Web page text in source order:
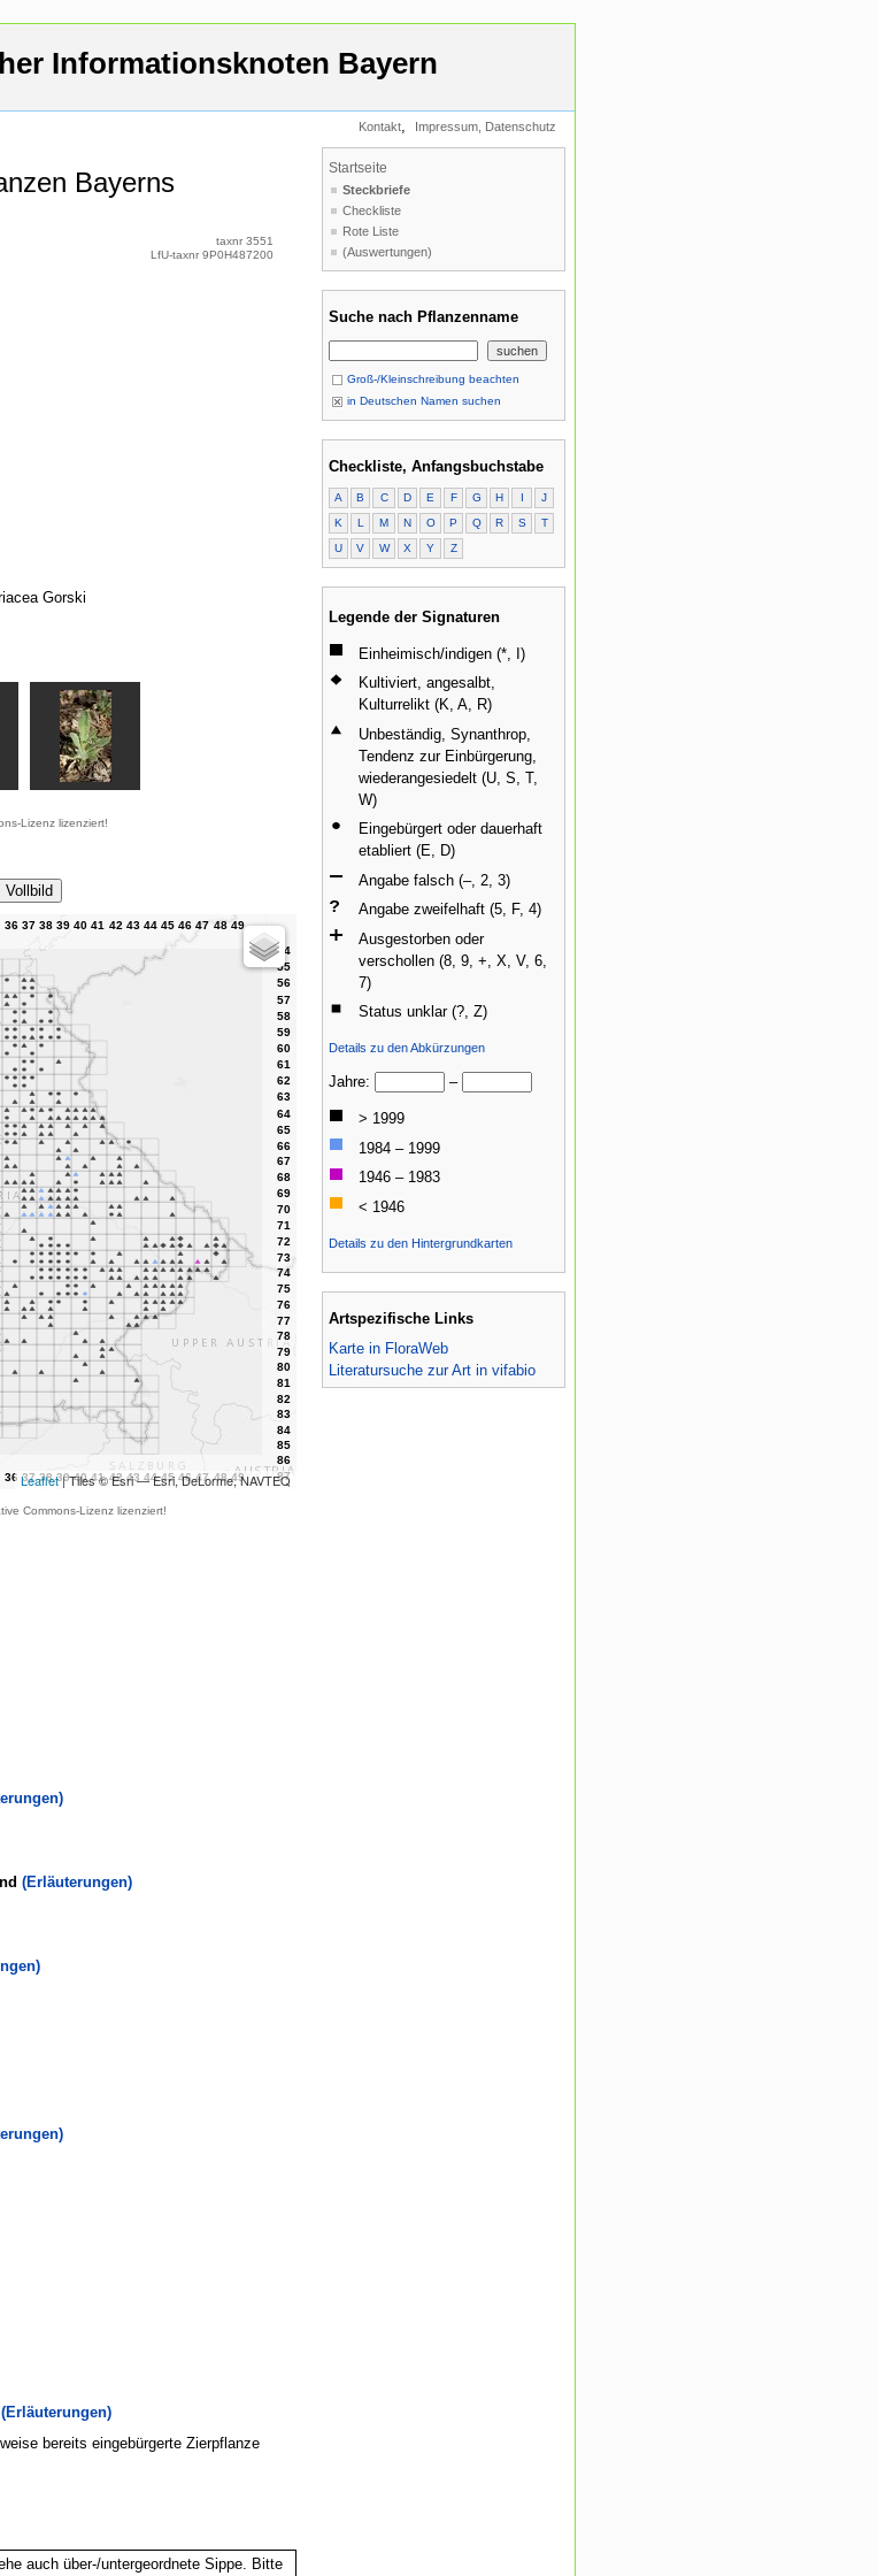
Informationsknoten Bayern
Kontakt, Impressum, Datenschutz
Bayerns
taxnr 3551
LfU-taxnr 9P0H487200
Gorski
Lizenz lizenziert!
Vollbild
Leaflet| Tiles © Esri — Esri, DeLorme, NAVTEQ
Commons-Lizenz lizenziert!
(Erläuterungen)
(Erläuterungen)
bereits eingebürgerte Zierpflanze
auch über-/untergeordnete Sippe. Bitte
Startseite
Steckbriefe
Checkliste
Rote Liste
(Auswertungen)
Suche nach Pflanzenname
Groß-/Kleinschreibung beachten
in Deutschen Namen suchen
Checkliste, Anfangsbuchstabe
A B C D E F G H I
J
K
L M N O P Q R S
T
U
V W X Y Z
Legende der Signaturen
Einheimisch/indigen (*, I)
Kultiviert, angesalbt,
Kulturrelikt (K, A, R)
Unbeständig, Synanthrop,
Tendenz zur Einbürgerung,
wiederangesiedelt (U, S, T,
W)
Eingebürgert oder dauerhaft
etabliert (E, D)
Angabe falsch (–, 2, 3)
Angabe zweifelhaft (5, F, 4)
Ausgestorben oder
verschollen (8, 9, +, X, V, 6,
7)
Status unklar (?, Z)
Details zu den Abkürzungen
Jahre: –
> 1999
1984 – 1999
1946 – 1983
< 1946
Details zu den Hintergrundkarten
Artspezifische Links
Karte in FloraWeb
Literatursuche zur Art in vifabio